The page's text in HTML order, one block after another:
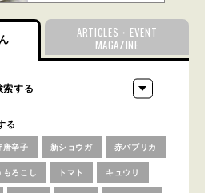
ARTICLES・EVENT
MAGAZINE
る
唐辛子 新ショウガ 赤パプリカ
もろこし トマト キュウリ